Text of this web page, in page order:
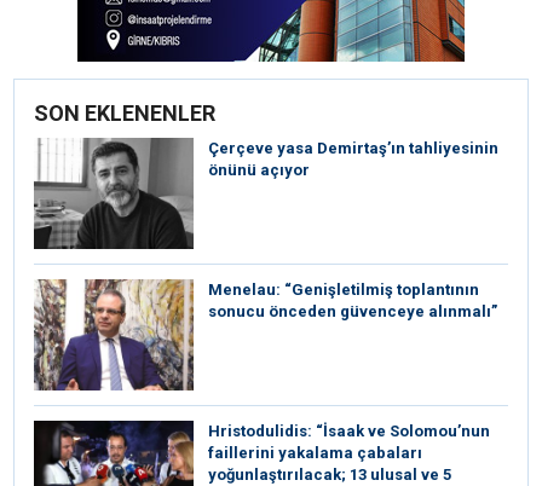
SON EKLENENLER
Çerçeve yasa Demirtaş’ın tahliyesinin
önünü açıyor
Menelau: “Genişletilmiş toplantının
sonucu önceden güvenceye alınmalı”
Hristodulidis: “İsaak ve Solomou’nun
faillerini yakalama çabaları
yoğunlaştırılacak; 13 ulusal ve 5